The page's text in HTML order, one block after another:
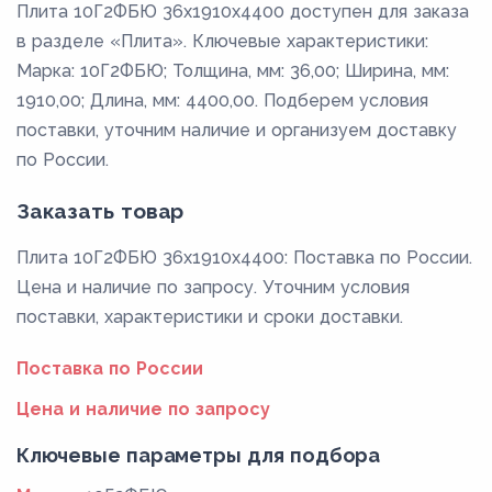
Плита 10Г2ФБЮ 36x1910x4400 доступен для заказа
в разделе «Плита». Ключевые характеристики:
Марка: 10Г2ФБЮ; Толщина, мм: 36,00; Ширина, мм:
1910,00; Длина, мм: 4400,00. Подберем условия
поставки, уточним наличие и организуем доставку
по России.
Заказать товар
Плита 10Г2ФБЮ 36x1910x4400: Поставка по России.
Цена и наличие по запросу. Уточним условия
поставки, характеристики и сроки доставки.
Поставка по России
Цена и наличие по запросу
Ключевые параметры для подбора